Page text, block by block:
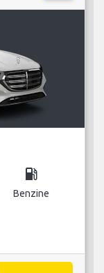
local_gas_station
Benzine